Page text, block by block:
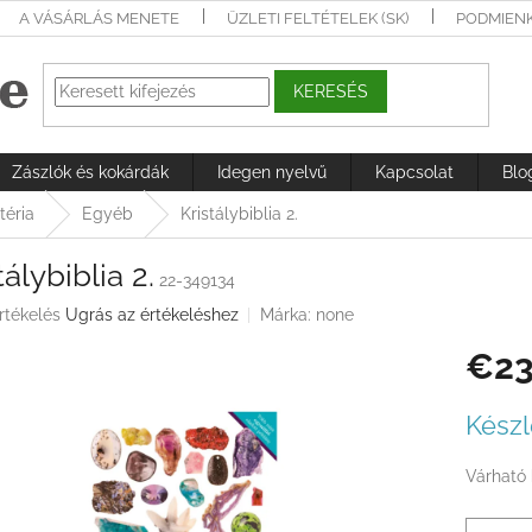
A VÁSÁRLÁS MENETE ÜZLETI FELTÉTELEK (SK)
KERESÉS
Zászlók és kokárdák Idegen nyelvű Kapcsolat
Egyéb Kristálybiblia 2.
2. 22-349134
Ugrás az értékeléshez Márka: none
Várható